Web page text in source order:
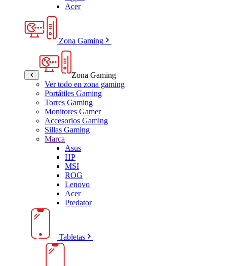
Acer
Zona Gaming
Zona Gaming
Ver todo en zona gaming
Portátiles Gaming
Torres Gaming
Monitores Gamer
Accesorios Gaming
Sillas Gaming
Marca
Asus
HP
MSI
ROG
Lenovo
Acer
Predator
Tabletas